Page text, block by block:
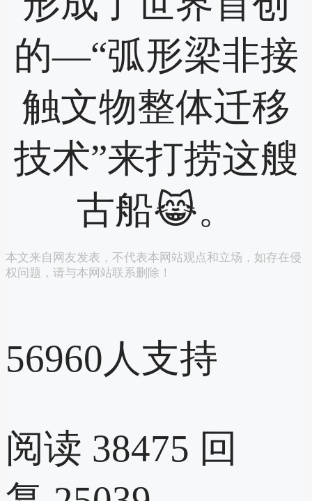
的—“弧形梁非接
触文物整体迁移
技术”来打捞这艘
古船😹。
本文来自网友发表，不代表本网站观点和立场，如存在侵
权问题，请与本网站联系删除！
56960人支持
阅读 38475 回